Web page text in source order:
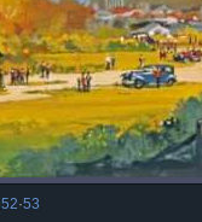
52·53